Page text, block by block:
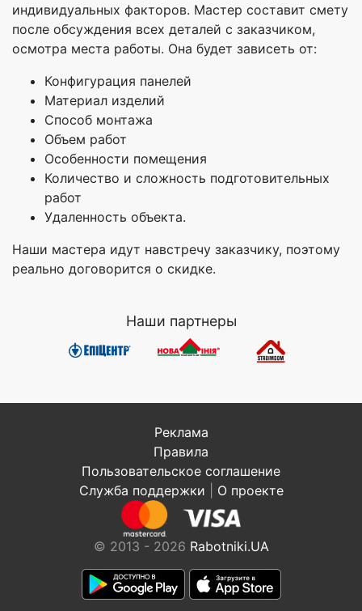
индивидуальных факторов. Мастер составит смету
после обсуждения всех деталей с заказчиком,
осмотра места работы. Она будет зависеть от:
Конфигурация панелей
Материал изделий
Способ монтажа
Объем работ
Особенности помещения
Количество и сложность подготовительных
работ
Удаленность объекта.
Наши мастера идут навстречу заказчику, поэтому
реально договорится о скидке.
Наши партнеры
Реклама
Правила
Пользовательское соглашение
Служба поддержки
О проекте
© 2013 - 2026 Rabotniki.UA